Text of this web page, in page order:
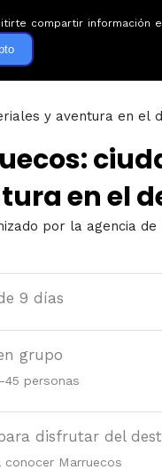
Guías de viaje
y aventura en el
en el
por la agencia de
9 días
grupo
45 personas
disfrutar del
conocer Marruecos
compartir información